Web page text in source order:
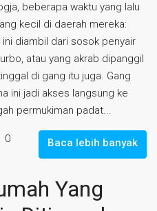
beberapa waktu yang lalu
kecil di daerah mereka:
diambil dari sosok penyair
atau yang akrab dipanggil
di gang itu juga. Gang
ini jadi akses langsung ke
permukiman padat...
0 Baca lebih banyak
Yang